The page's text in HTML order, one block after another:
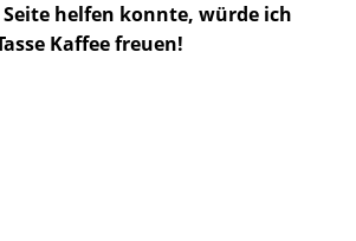
helfen konnte, würde ich
Kaffee freuen!